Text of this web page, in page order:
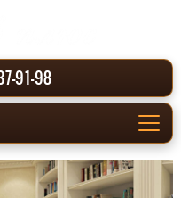
91-98